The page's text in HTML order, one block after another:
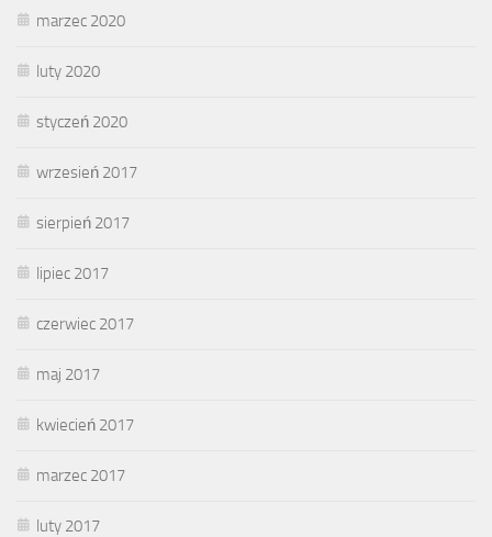
marzec 2020
luty 2020
styczeń 2020
wrzesień 2017
sierpień 2017
lipiec 2017
czerwiec 2017
maj 2017
kwiecień 2017
marzec 2017
luty 2017